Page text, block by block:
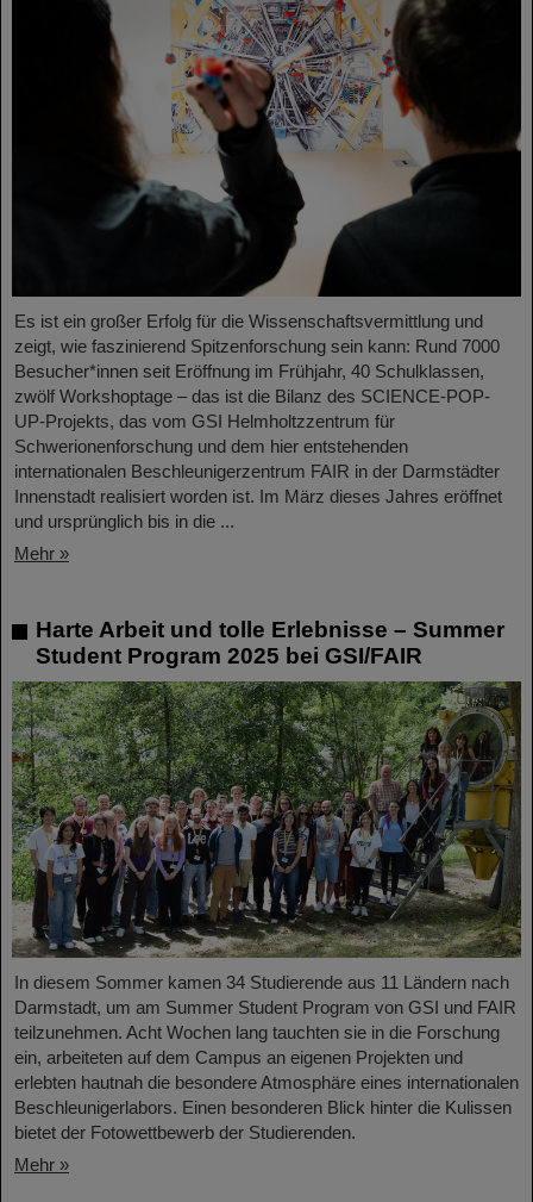
Es ist ein großer Erfolg für die Wissenschaftsvermittlung und
zeigt, wie faszinierend Spitzenforschung sein kann: Rund 7000
Besucher*innen seit Eröffnung im Frühjahr, 40 Schulklassen,
zwölf Workshoptage – das ist die Bilanz des SCIENCE-POP-
UP-Projekts, das vom GSI Helmholtzzentrum für
Schwerionenforschung und dem hier entstehenden
internationalen Beschleunigerzentrum FAIR in der Darmstädter
Innenstadt realisiert worden ist. Im März dieses Jahres eröffnet
und ursprünglich bis in die ...
Mehr »
Harte Arbeit und tolle Erlebnisse – Summer
Student Program 2025 bei GSI/FAIR
In diesem Sommer kamen 34 Studierende aus 11 Ländern nach
Darmstadt, um am Summer Student Program von GSI und FAIR
teilzunehmen. Acht Wochen lang tauchten sie in die Forschung
ein, arbeiteten auf dem Campus an eigenen Projekten und
erlebten hautnah die besondere Atmosphäre eines internationalen
Beschleunigerlabors. Einen besonderen Blick hinter die Kulissen
bietet der Fotowettbewerb der Studierenden.
Mehr »